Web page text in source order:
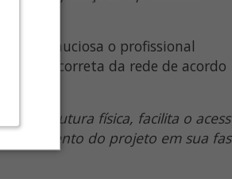
minuciosa o profissional
correta da rede de acordo
física, facilita o
do projeto em sua